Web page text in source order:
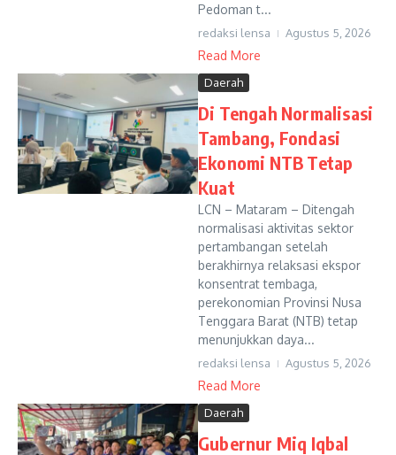
Pedoman t...
redaksi lensa Agustus 5, 2026
Read More
Daerah
Di Tengah Normalisasi
Tambang, Fondasi
Ekonomi NTB Tetap
Kuat
LCN – Mataram – Ditengah
normalisasi aktivitas sektor
pertambangan setelah
berakhirnya relaksasi ekspor
konsentrat tembaga,
perekonomian Provinsi Nusa
Tenggara Barat (NTB) tetap
menunjukkan daya...
redaksi lensa Agustus 5, 2026
Read More
Daerah
Gubernur Miq Iqbal